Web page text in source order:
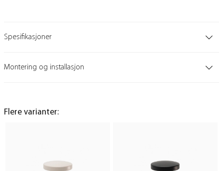
Spesifikasjoner
Montering og installasjon
Flere varianter: